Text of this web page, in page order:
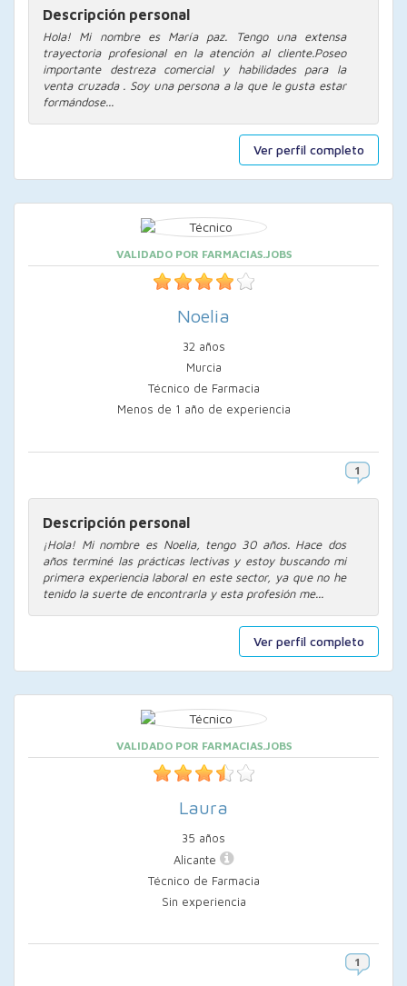
Ver perfil completo
Descripción personal
Hola! Mi nombre es María paz. Tengo una extensa
trayectoria profesional en la atención al cliente.Poseo
importante destreza comercial y habilidades para la
venta cruzada . Soy una persona a la que le gusta estar
formándose...
Ver perfil completo
VALIDADO POR FARMACIAS.JOBS
Noelia
32 años
Murcia
Técnico de Farmacia
Menos de 1 año de experiencia
Descripción personal
¡Hola! Mi nombre es Noelia, tengo 30 años. Hace dos
años terminé las prácticas lectivas y estoy buscando mi
primera experiencia laboral en este sector, ya que no he
tenido la suerte de encontrarla y esta profesión me...
VALIDADO POR FARMACIAS.JOBS
Laura
35 años
Alicante
Técnico de Farmacia
Sin experiencia